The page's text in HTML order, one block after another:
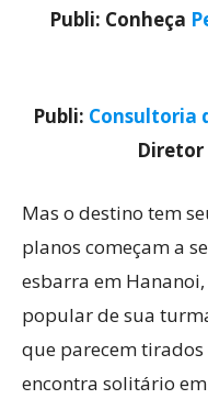
Publi: Conheça
Publi: Consultoria
Diretor
Mas o destino tem
planos começam a
esbarra em
popular de sua
que parecem
encontra solitário